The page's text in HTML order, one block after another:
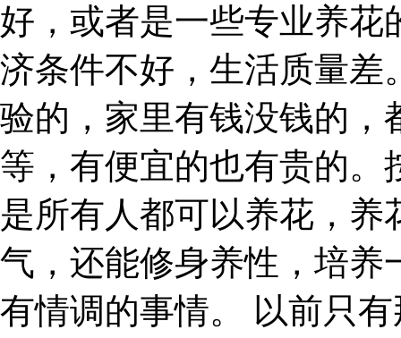
好，或者是一些专业养花
济条件不好，生活质量差
验的，家里有钱没钱的，
等，有便宜的也有贵的。
是所有人都可以养花，
气，还能修身养性，培养
有情调的事情。 以前只